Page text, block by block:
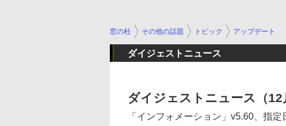
窓の杜 その他の話題 トピック アップデート
ダイジェストニュース
ダイジェストニュース（12
「インフォメーション」v5.60、指